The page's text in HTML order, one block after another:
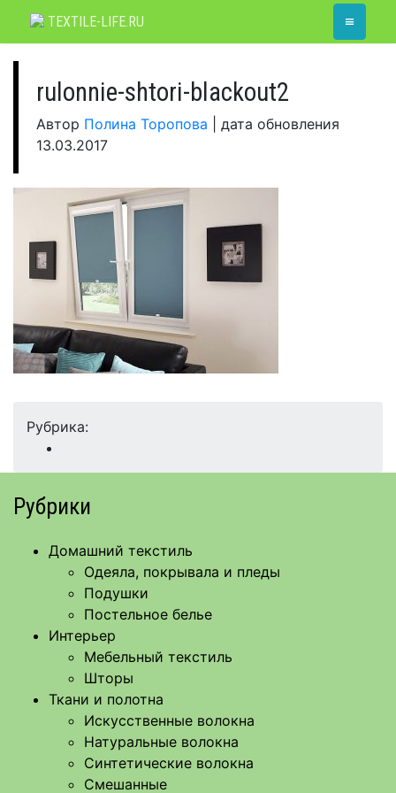
TEXTILE-LIFE.RU ≡
rulonnie-shtori-blackout2
Автор Полина Торопова
дата обновления
13.03.2017
Рубрика:
Рубрики
Домашний текстиль
Одеяла, покрывала и пледы
Подушки
Постельное белье
Интерьер
Мебельный текстиль
Шторы
Ткани и полотна
Искусственные волокна
Натуральные волокна
Синтетические волокна
Смешанные